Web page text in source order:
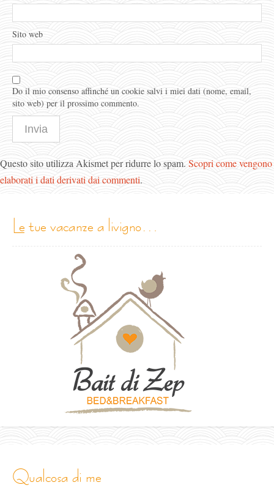
Sito web
Do il mio consenso affinché un cookie salvi i miei dati (nome, email,
sito web) per il prossimo commento.
Questo sito utilizza Akismet per ridurre lo spam. Scopri come vengono
elaborati i dati derivati dai commenti.
le tue vacanze a livigno…
qualcosa di me